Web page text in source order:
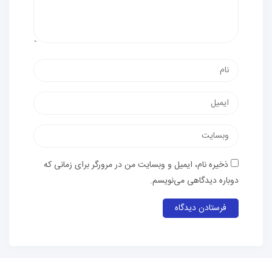
ذخیره نام، ایمیل و وبسایت من در مرورگر برای زمانی که
دوباره دیدگاهی می‌نویسم.